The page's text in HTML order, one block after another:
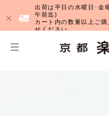
出荷は平日の水曜日･金
午前迄)
カート内の数量以上ご
せください。